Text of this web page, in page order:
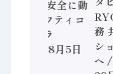
/ IDEC、安全に動
かすセーフティコ
ントローラ
（2026年8月5日
務
シ
へ